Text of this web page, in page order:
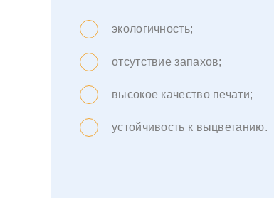
экологичность;
отсутствие запахов;
высокое качество печати;
устойчивость к выцветанию.